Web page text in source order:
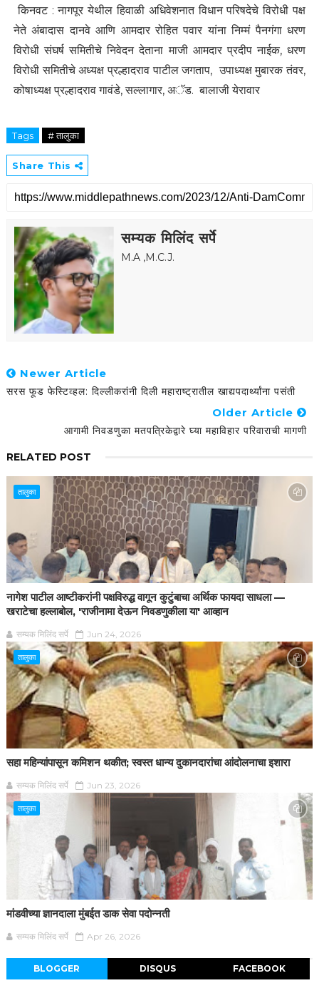
किनवट : नागपूर येथील हिवाळी अधिवेशनात विधान परिषदेचे विरोधी पक्ष
नेते अंबादास दानवे आणि आमदार रोहित पवार यांना निम्मं पैनगंगा धरण
विरोधी संघर्ष समितीचे निवेदन देताना माजी आमदार प्रदीप नाईक, धरण
विरोधी समितीचे अध्यक्ष प्रल्हादराव पाटील जगताप, उपाध्यक्ष मुबारक तंवर,
कोषाध्यक्ष प्रल्हादराव गावंडे, सल्लागार, अॅड. बालाजी येरावार
Tags # तालुका
Share This
सम्यक मिलिंद सर्पे
M.A ,M.C.J.
Newer Article
सरस फूड फेस्टिव्हल: दिल्लीकरांनी दिली महाराष्ट्रातील खाद्यपदार्थ्यांना पसंती
Older Article
आगामी निवडणुका मतपत्रिकेद्वारे घ्या महाविहार परिवाराची मागणी
RELATED POST
तालुका
नागेश पाटील आष्टीकरांनी पक्षविरुद्ध वागून कुटुंबाचा अर्थिक फायदा साधला —
खराटेचा हल्लाबोल, 'राजीनामा देऊन निवडणुकीला या' आव्हान
सम्यक मिलिंद सर्पे Jun 24, 2026
तालुका
सहा महिन्यांपासून कमिशन थकीत; स्वस्त धान्य दुकानदारांचा आंदोलनाचा इशारा
सम्यक मिलिंद सर्पे Jun 23, 2026
तालुका
मांडवीच्या ज्ञानदाला मुंबईत डाक सेवा पदोन्नती
सम्यक मिलिंद सर्पे Apr 26, 2026
BLOGGER DISQUS FACEBOOK